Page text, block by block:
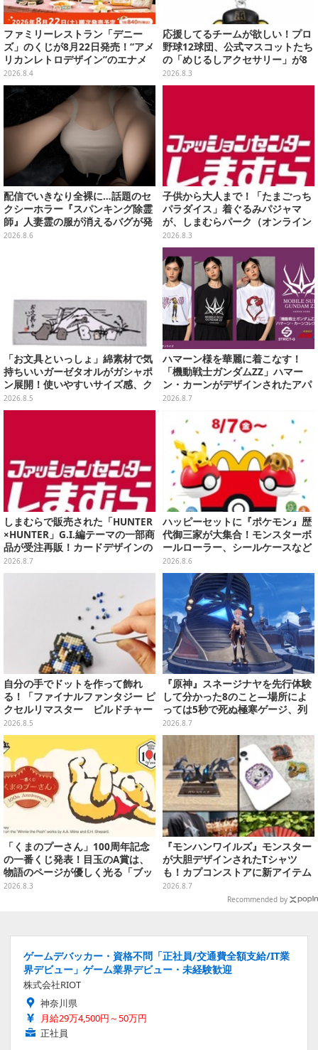
ファミリーレストラン「デニー
ズ」のくじが8月22日発売！“アメ
リカンレトロデザイン”のエナメ
ルバッグやTシャツなど、日常使
いできるグッズを用意
2026.8.4
応援してるチームが欲しい！プロ
野球12球団、公式マスコットたち
の「めじるしアクセサリー」が8
月第2週より再販
2026.8.3
配信でいきなり全裸に…話題のセ
クシーホラー『スパンキング除霊
師』人妻霊の服が消えるバグが発
生。「丸裸になる現象を泣きなが
2026.8.6
子供から大人まで！「たまごっち
パラダイス」着ぐるみパジャマ
が、しまむらパーク（オンライン
ストア）にて受注生産
2026.8.3
「お文具といっしょ」綿素材で気
持ちいいガーゼタオルがガシャポ
ン展開！使いやすいサイズ感、ク
ールな和柄や可愛らしいお寿司な
ど全4種
2026.8.5
ハマーン様を華麗に着こなす！
「機動戦士ガンダムZZ」ハマー
ン・カーンがデザインされたアパ
レルが販売
2026.8.7
しまむらで販売された「HUNTER
×HUNTER」G.I.編テーマの一部商
品が受注再販！カードデザインの
キーホルダーや、キルアたちのセ
リフ付ソックスなど
2026.8.7
ハッピーセットに『ポケモン』歴
代御三家が大集合！モンスターボ
ールローラー、シールケースなど
全12種
2026.8.6
自分の手でドットを作って飾れ
る！「ファイナルファンタジー ピ
クセルリマスター ビルドチャー
ムコレクション Vol.3」が予約
開始
2026.8.5
『原神』スネージナヤを先行体験
して分かった8のこと―場所によ
っては5秒で死ぬ極寒ゲージ、列
車は“ダイナミック途中下車”可能
など自由度高め
2026.8.7
「くまのプーさん」100周年記念
の一番くじ発表！目玉のA賞は、
物語のページが優しく光る「ブッ
クシェイプドライト」
2026.8.3
『モンハンワイルズ』モンスター
が大胆デザインされたTシャツ
も！カプコンストアに新アイテム
が続々登場
2026.8.7
Recommended by
ゲームデバッカー・資格不問「正社員/交通費全額支給/IT業
界デビュー」ゲーム業界デビュー・未経験歓迎
株式会社RIOT
神奈川県
月給29万4,500円～50万円
正社員